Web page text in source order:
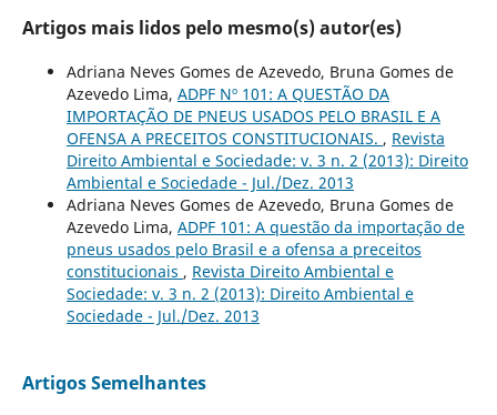
Artigos mais lidos pelo mesmo(s) autor(es)
Adriana Neves Gomes de Azevedo, Bruna Gomes de
Azevedo Lima, ADPF Nº 101: A QUESTÃO DA
IMPORTAÇÃO DE PNEUS USADOS PELO BRASIL E A
OFENSA A PRECEITOS CONSTITUCIONAIS. , Revista
Direito Ambiental e Sociedade: v. 3 n. 2 (2013): Direito
Ambiental e Sociedade - Jul./Dez. 2013
Adriana Neves Gomes de Azevedo, Bruna Gomes de
Azevedo Lima, ADPF 101: A questão da importação de
pneus usados pelo Brasil e a ofensa a preceitos
constitucionais , Revista Direito Ambiental e
Sociedade: v. 3 n. 2 (2013): Direito Ambiental e
Sociedade - Jul./Dez. 2013
Artigos Semelhantes